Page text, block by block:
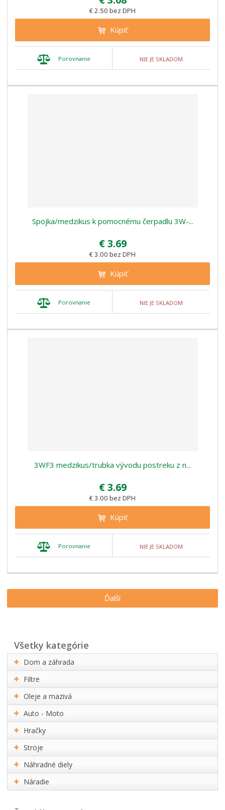
€ 2.50 bez DPH
Kúpiť
Porovnanie NIE JE SKLADOM
Spojka/medzikus k pomocnému čerpadlu 3W-...
€ 3.69
€ 3.00 bez DPH
Kúpiť
Porovnanie NIE JE SKLADOM
3WF3 medzikus/trubka vývodu postreku z n...
€ 3.69
€ 3.00 bez DPH
Kúpiť
Porovnanie NIE JE SKLADOM
Ďalší
všetky kategórie
Dom a záhrada
Filtre
Oleje a mazivá
Auto - Moto
Hračky
Stroje
Náhradné diely
Náradie